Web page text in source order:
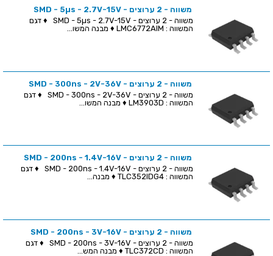
משווה - 2 ערוצים - SMD - 5µs - 2.7V-15V
משווה - 2 ערוצים - SMD - 5µs - 2.7V-15V ♦ דגם
המשווה : LMC6772AIM ♦ מבנה המשו...
משווה - 2 ערוצים - SMD - 300ns - 2V-36V
משווה - 2 ערוצים - SMD - 300ns - 2V-36V ♦ דגם
המשווה : LM3903D ♦ מבנה המשו...
משווה - 2 ערוצים - SMD - 200ns - 1.4V-16V
משווה - 2 ערוצים - SMD - 200ns - 1.4V-16V ♦ דגם
המשווה : TLC352IDG4 ♦ מבנה...
משווה - 2 ערוצים - SMD - 200ns - 3V-16V
משווה - 2 ערוצים - SMD - 200ns - 3V-16V ♦ דגם
המשווה : TLC372CD ♦ מבנה המש...